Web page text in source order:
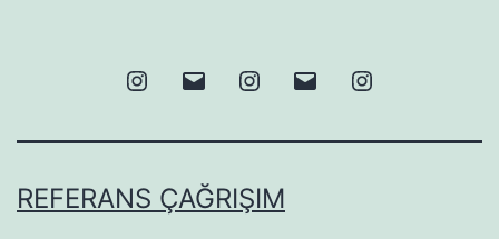
InstagramEmail InstagramEmail
REFERANS ÇAĞRIŞIM